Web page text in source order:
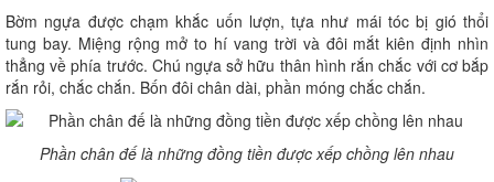
Bờm ngựa được chạm khắc uốn lượn, tựa như mái tóc bị gió thổi
tung bay. Miệng rộng mở to hí vang trời và đôi mắt kiên định nhìn
thẳng về phía trước. Chú ngựa sở hữu thân hình rắn chắc với cơ bắp
rắn rỏi, chắc chắn. Bốn đôi chân dài, phần móng chắc chắn.
Phần chân đế là những đồng tiền được xếp chồng lên nhau